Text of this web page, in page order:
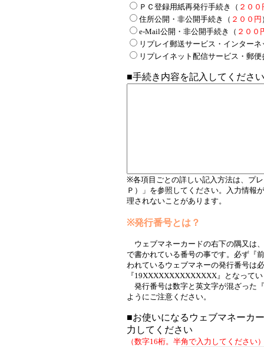
ＰＣ登録用紙再発行手続き（ ２００
住所公開・非公開手続き（ ２００円
e-Mail公開・非公開手続き（ ２００
リプレイ郵送サービス・インター
リプレイネット配信サービス・郵
■手続き内容を記入してください
※各項目ごとの詳しい記入方法は、プ
Ｐ）」を参照してください。入力情報
理されないことがあります。
※発行番号とは？
ウェブマネーカードの右下の隅又は
で書かれている番号の事です。必ず『
われているウェブマネーの発行番号は
『19XXXXXXXXXXXXXX』となって
発行番号は数字と英文字が混ざった
ようにご注意ください。
■お使いになるウェブマネーカ
力してください
（数字16桁。半角で入力してください